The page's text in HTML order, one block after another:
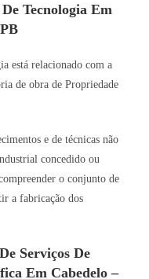
Tecnologia Em
está relacionado com a
de obra de Propriedade
e de técnicas não
concedido ou
o conjunto de
a fabricação dos
Serviços De
Em Cabedelo –